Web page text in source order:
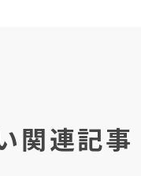
関連記事